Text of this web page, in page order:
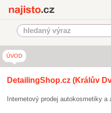
ÚVOD
DetailingShop.cz (Králův
Internetový prodej autokosmetiky a